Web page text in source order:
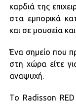
καρδιά της
στα εμπορικά
και σε μουσεία
Ένα σημείο που
στη χώρα είτε
αναψυχή.
Το Radisson